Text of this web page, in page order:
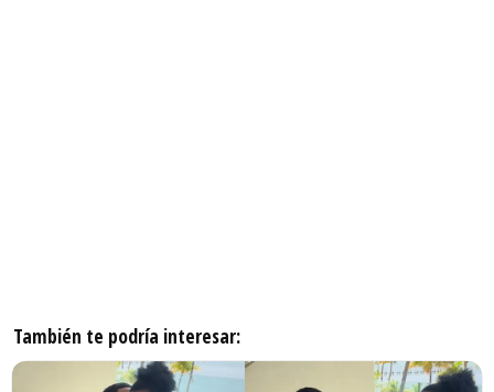
También te podría interesar: